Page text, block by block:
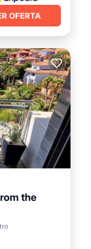
OFERTA
the
mar